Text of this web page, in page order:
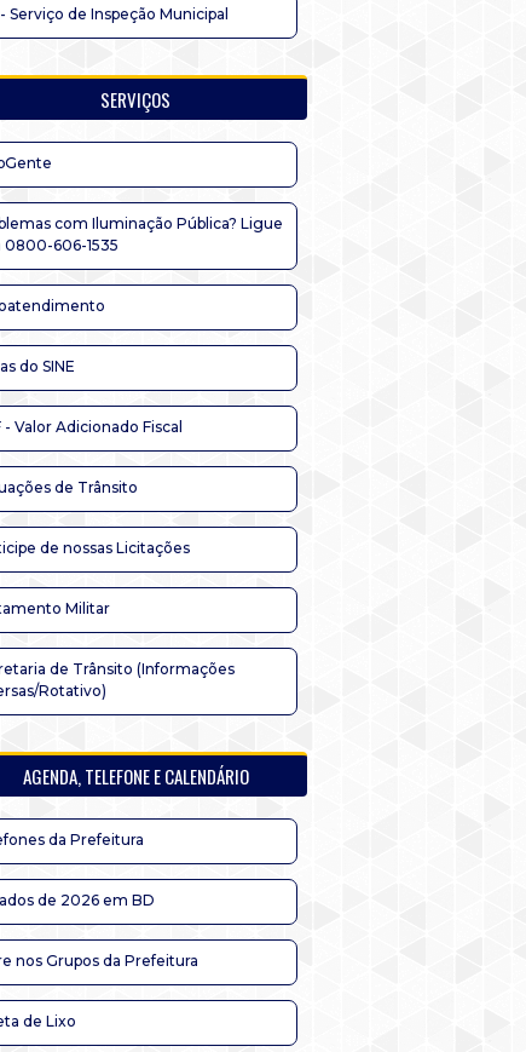
Serviço de Inspeção Municipal
SERVIÇOS
com Iluminação Pública? Ligue
0800-606-1535
do SINE
- Valor Adicionado Fiscal
de Trânsito
de nossas Licitações
Militar
de Trânsito (Informações
Rotativo)
AGENDA, TELEFONE E CALENDÁRIO
da Prefeitura
de 2026 em BD
nos Grupos da Prefeitura
de Lixo